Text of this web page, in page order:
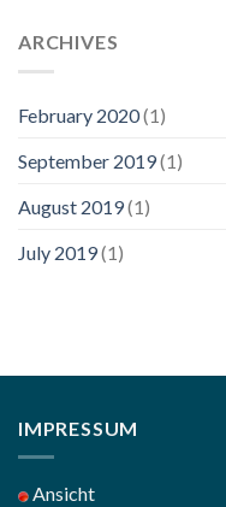
ARCHIVES
February 2020(1)
September 2019(1)
August 2019(1)
July 2019(1)
IMPRESSUM
Ansicht